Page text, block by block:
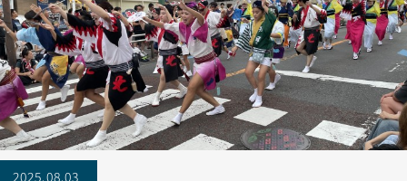
2025.08.03